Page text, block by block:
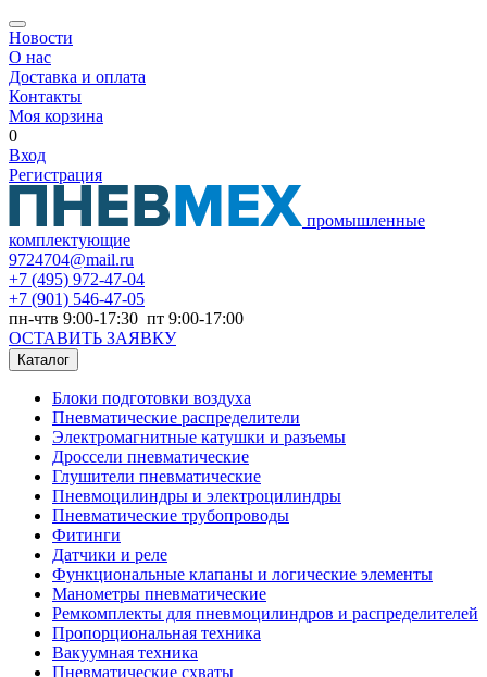
Новости
О нас
Доставка и оплата
Контакты
Моя корзина
0
Вход
Регистрация
промышленные
комплектующие
9724704@mail.ru
+7 (495) 972-47-04
+7 (901) 546-47-05
пн-чтв 9:00-17:30 пт 9:00-17:00
ОСТАВИТЬ ЗАЯВКУ
Каталог
Блоки подготовки воздуха
Пневматические распределители
Электромагнитные катушки и разъемы
Дроссели пневматические
Глушители пневматические
Пневмоцилиндры и электроцилиндры
Пневматические трубопроводы
Фитинги
Датчики и реле
Функциональные клапаны и логические элементы
Манометры пневматические
Ремкомплекты для пневмоцилиндров и распределителей
Пропорциональная техника
Вакуумная техника
Пневматические схваты